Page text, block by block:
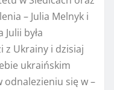
– Julia Melnyk i
była
z Ukrainy i dzisiaj
ukraińskim
odnalezieniu się w –